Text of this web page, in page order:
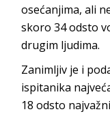
osećanjima, ali
skoro 34 odsto
drugim ljudima.
Zanimljiv je i
ispitanika
18 odsto